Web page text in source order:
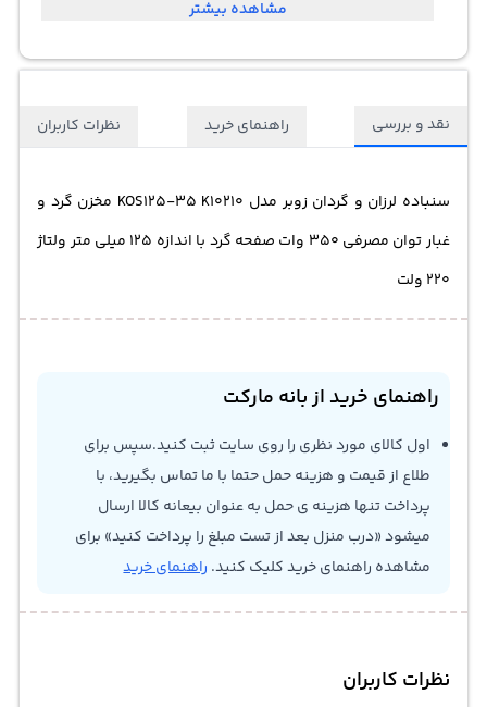
مشاهده بیشتر
نقد و بررسی راهنمای خرید نظرات کاربران
سنباده لرزان و گردان زوبر مدل KOS125-35 K10210 مخزن گرد و
غبار توان مصرفی 350 وات صفحه گرد با اندازه 125 میلی متر ولتاژ
220 ولت
راهنمای خرید از بانه مارکت
اول کالای مورد نظری را روی سایت ثبت کنید.سپس برای
طلاع از قیمت و هزینه حمل حتما با ما تماس بگیرید، با
پرداخت تنها هزینه ی حمل به عنوان بیعانه کالا ارسال
میشود «درب منزل بعد از تست مبلغ را پرداخت کنید» برای
مشاهده راهنمای خرید کلیک کنید. راهنمای خرید
نظرات کاربران